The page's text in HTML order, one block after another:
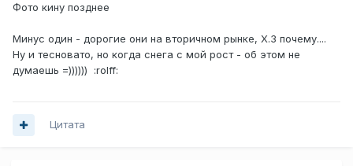
Фото кину позднее
Минус один - дорогие они на вторичном рынке, Х.З почему....
Ну и тесновато, но когда снега с мой рост - об этом не
думаешь =)))))) :rolff:
Цитата